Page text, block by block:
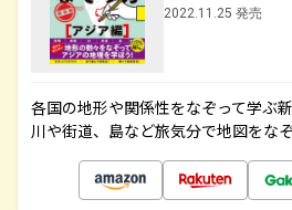
2022.11.25 発売
各国の地形や関係性をなぞって学ぶ
川や街道、島など旅気分で地図をな